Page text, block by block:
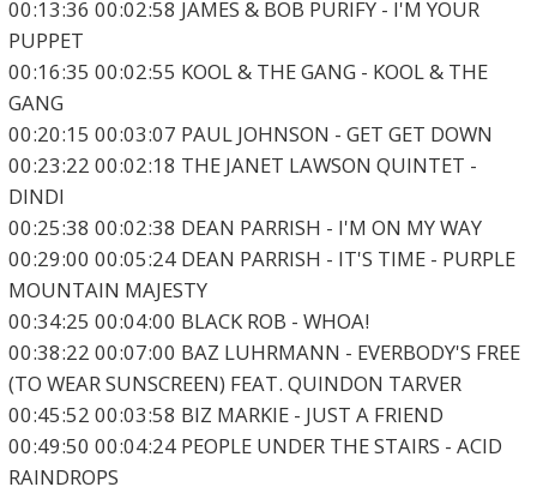
00:13:36 00:02:58 JAMES & BOB PURIFY - I'M YOUR
PUPPET
00:16:35 00:02:55 KOOL & THE GANG - KOOL & THE
GANG
00:20:15 00:03:07 PAUL JOHNSON - GET GET DOWN
00:23:22 00:02:18 THE JANET LAWSON QUINTET -
DINDI
00:25:38 00:02:38 DEAN PARRISH - I'M ON MY WAY
00:29:00 00:05:24 DEAN PARRISH - IT'S TIME - PURPLE
MOUNTAIN MAJESTY
00:34:25 00:04:00 BLACK ROB - WHOA!
00:38:22 00:07:00 BAZ LUHRMANN - EVERBODY'S FREE
(TO WEAR SUNSCREEN) FEAT. QUINDON TARVER
00:45:52 00:03:58 BIZ MARKIE - JUST A FRIEND
00:49:50 00:04:24 PEOPLE UNDER THE STAIRS - ACID
RAINDROPS